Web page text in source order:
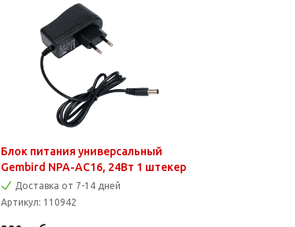
Блок питания универсальный
Gembird NPA-AC16, 24Вт 1 штекер
Доставка от 7-14 дней
Артикул: 110942